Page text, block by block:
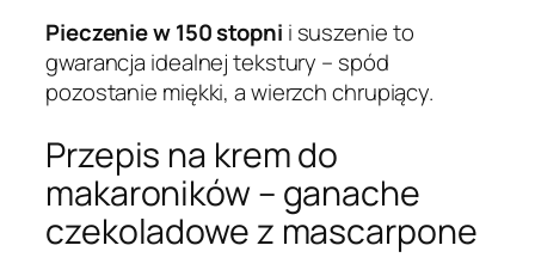
Pieczenie w 150 stopni i suszenie to
gwarancja idealnej tekstury – spód
pozostanie miękki, a wierzch chrupiący.
Przepis na krem do
makaroników – ganache
czekoladowe z mascarpone